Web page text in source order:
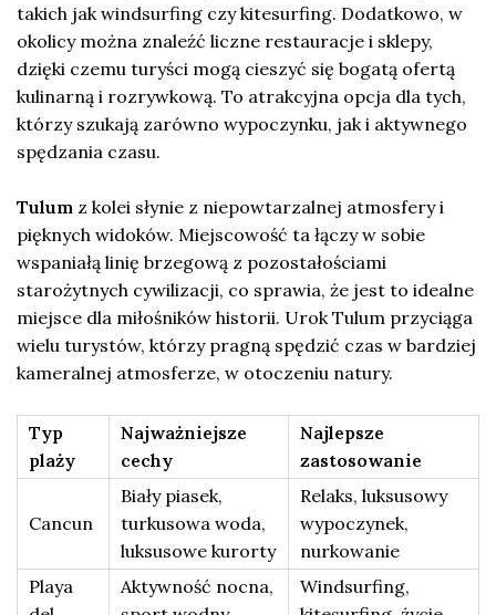
takich jak windsurfing czy kitesurfing. Dodatkowo, w
okolicy można znaleźć liczne restauracje i sklepy,
dzięki czemu turyści mogą cieszyć się bogatą ofertą
kulinarną i rozrywkową. To atrakcyjna opcja dla tych,
którzy szukają zarówno wypoczynku, jak i aktywnego
spędzania czasu.
Tulum z kolei słynie z niepowtarzalnej atmosfery i
pięknych widoków. Miejscowość ta łączy w sobie
wspaniałą linię brzegową z pozostałościami
starożytnych cywilizacji, co sprawia, że jest to idealne
miejsce dla miłośników historii. Urok Tulum przyciąga
wielu turystów, którzy pragną spędzić czas w bardziej
kameralnej atmosferze, w otoczeniu natury.
Typ
plaży
Najważniejsze
cechy
Najlepsze
zastosowanie
Cancun
Biały piasek,
turkusowa woda,
luksusowe kurorty
Relaks, luksusowy
wypoczynek,
nurkowanie
Playa
Aktywność nocna,
Windsurfing,